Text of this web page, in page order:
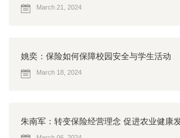
March 21, 2024
姚奕：保险如何保障校园安全与学生活动
March 18, 2024
朱南军：转变保险经营理念 促进农业健康